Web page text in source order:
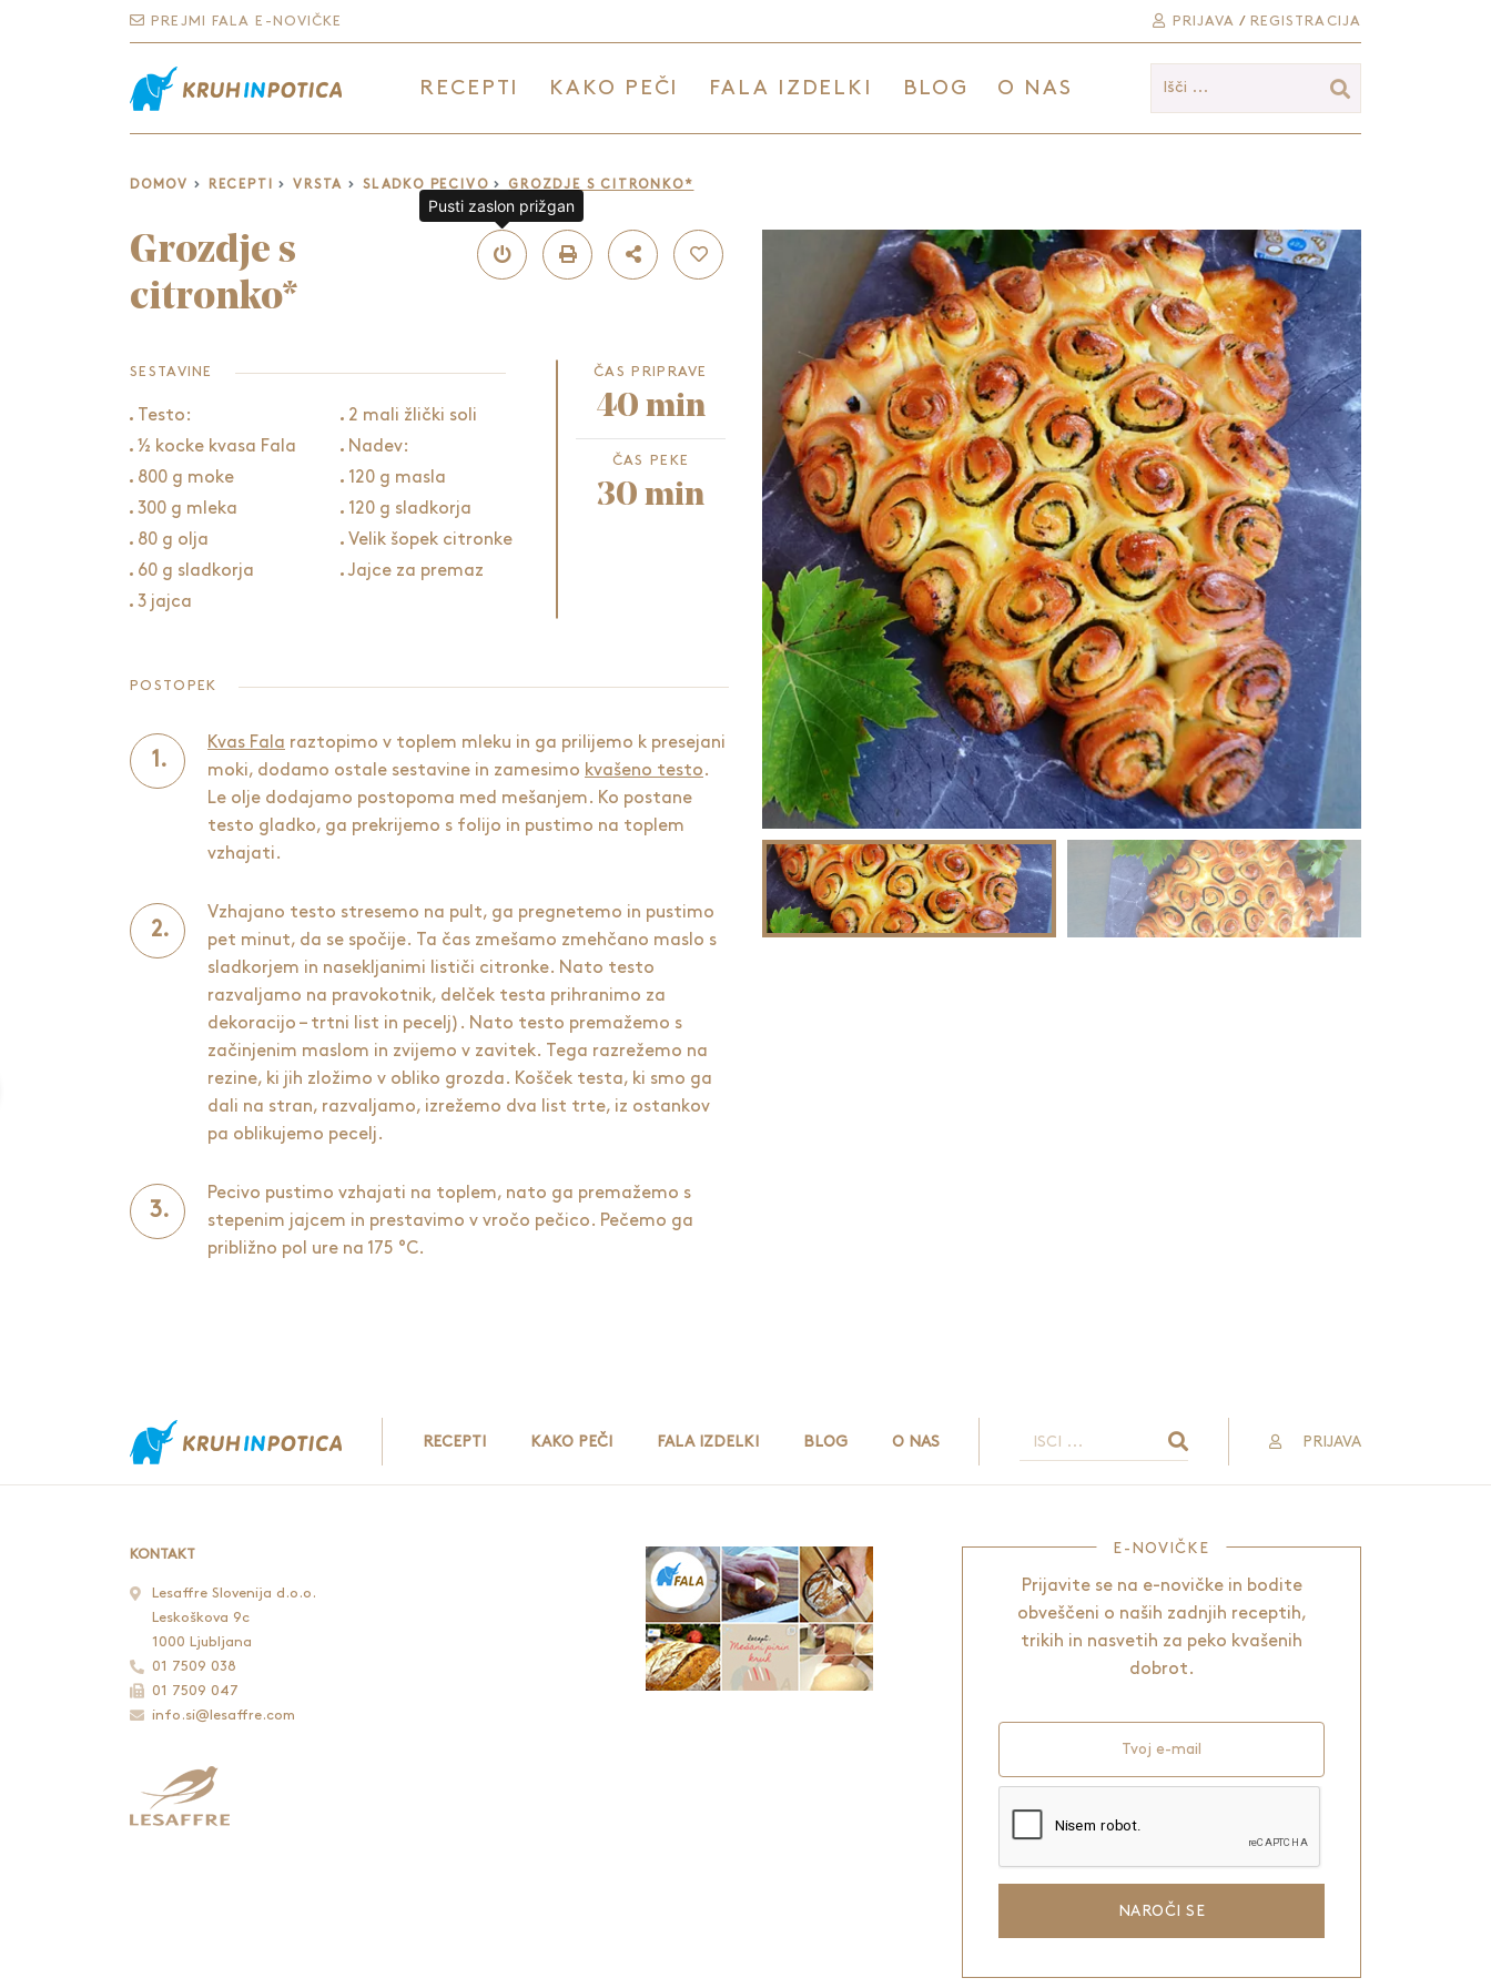
PREJMI FALA E-NOVIČKE PRIJAVA / REGISTRACIJA
Išči ...
RECEPTI KAKO PEČI FALA IZDELKI BLOG O NAS
DOMOV RECEPTI VRSTA SLADKO PECIVO GROZDJE S CITRONKO*
Grozdje s
citronko*
SESTAVINE
Testo:
½ kocke kvasa Fala
800 g moke
300 g mleka
80 g olja
60 g sladkorja
3 jajca
2 mali žlički soli
Nadev:
120 g masla
120 g sladkorja
Velik šopek citronke
Jajce za premaz
ČAS PRIPRAVE
40 min
ČAS PEKE
30 min
POSTOPEK
Kvas Fala raztopimo v toplem mleku in ga prilijemo k presejani
moki, dodamo ostale sestavine in zamesimo kvašeno testo .
Le olje dodajamo postopoma med mešanjem. Ko postane
testo gladko, ga prekrijemo s folijo in pustimo na toplem
vzhajati.
Vzhajano testo stresemo na pult, ga pregnetemo in pustimo
pet minut, da se spočije. Ta čas zmešamo zmehčano maslo s
sladkorjem in nasekljanimi lističi citronke. Nato testo
razvaljamo na pravokotnik, delček testa prihranimo za
dekoracijo – trtni list in pecelj). Nato testo premažemo s
začinjenim maslom in zvijemo v zavitek. Tega razrežemo na
rezine, ki jih zložimo v obliko grozda. Košček testa, ki smo ga
dali na stran, razvaljamo, izrežemo dva list trte, iz ostankov
pa oblikujemo pecelj.
Pecivo pustimo vzhajati na toplem, nato ga premažemo s
stepenim jajcem in prestavimo v vročo pečico. Pečemo ga
približno pol ure na 175 °C.
RECEPTI KAKO PEČI FALA IZDELKI BLOG O NAS PRIJAVA
KONTAKT
Lesaffre Slovenija d.o.o.
Leskoškova 9c
1000 Ljubljana
01 7509 038
01 7509 047
info.si@lesaffre.com
E-NOVIČKE
Prijavite se na e-novičke in bodite
obveščeni o naših zadnjih receptih,
trikih in nasvetih za peko kvašenih
dobrot.
Tvoj e-mail
NAROČI SE
Pusti zaslon prižgan